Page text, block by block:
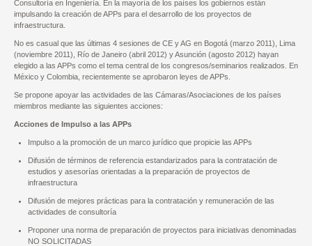
Consultoría en Ingeniería. En la mayoría de los países los gobiernos están
impulsando la creación de APPs para el desarrollo de los proyectos de
infraestructura.
No es casual que las últimas 4 sesiones de CE y AG en Bogotá (marzo 2011), Lima
(noviembre 2011), Río de Janeiro (abril 2012) y Asunción (agosto 2012) hayan
elegido a las APPs como el tema central de los congresos/seminarios realizados. En
México y Colombia, recientemente se aprobaron leyes de APPs.
Se propone apoyar las actividades de las Cámaras/Asociaciones de los países
miembros mediante las siguientes acciones:
Acciones de Impulso a las APPs
Impulso a la promoción de un marco jurídico que propicie las APPs
Difusión de términos de referencia estandarizados para la contratación de
estudios y asesorías orientadas a la preparación de proyectos de
infraestructura
Difusión de mejores prácticas para la contratación y remuneración de las
actividades de consultoría
Proponer una norma de preparación de proyectos para iniciativas denominadas
NO SOLICITADAS